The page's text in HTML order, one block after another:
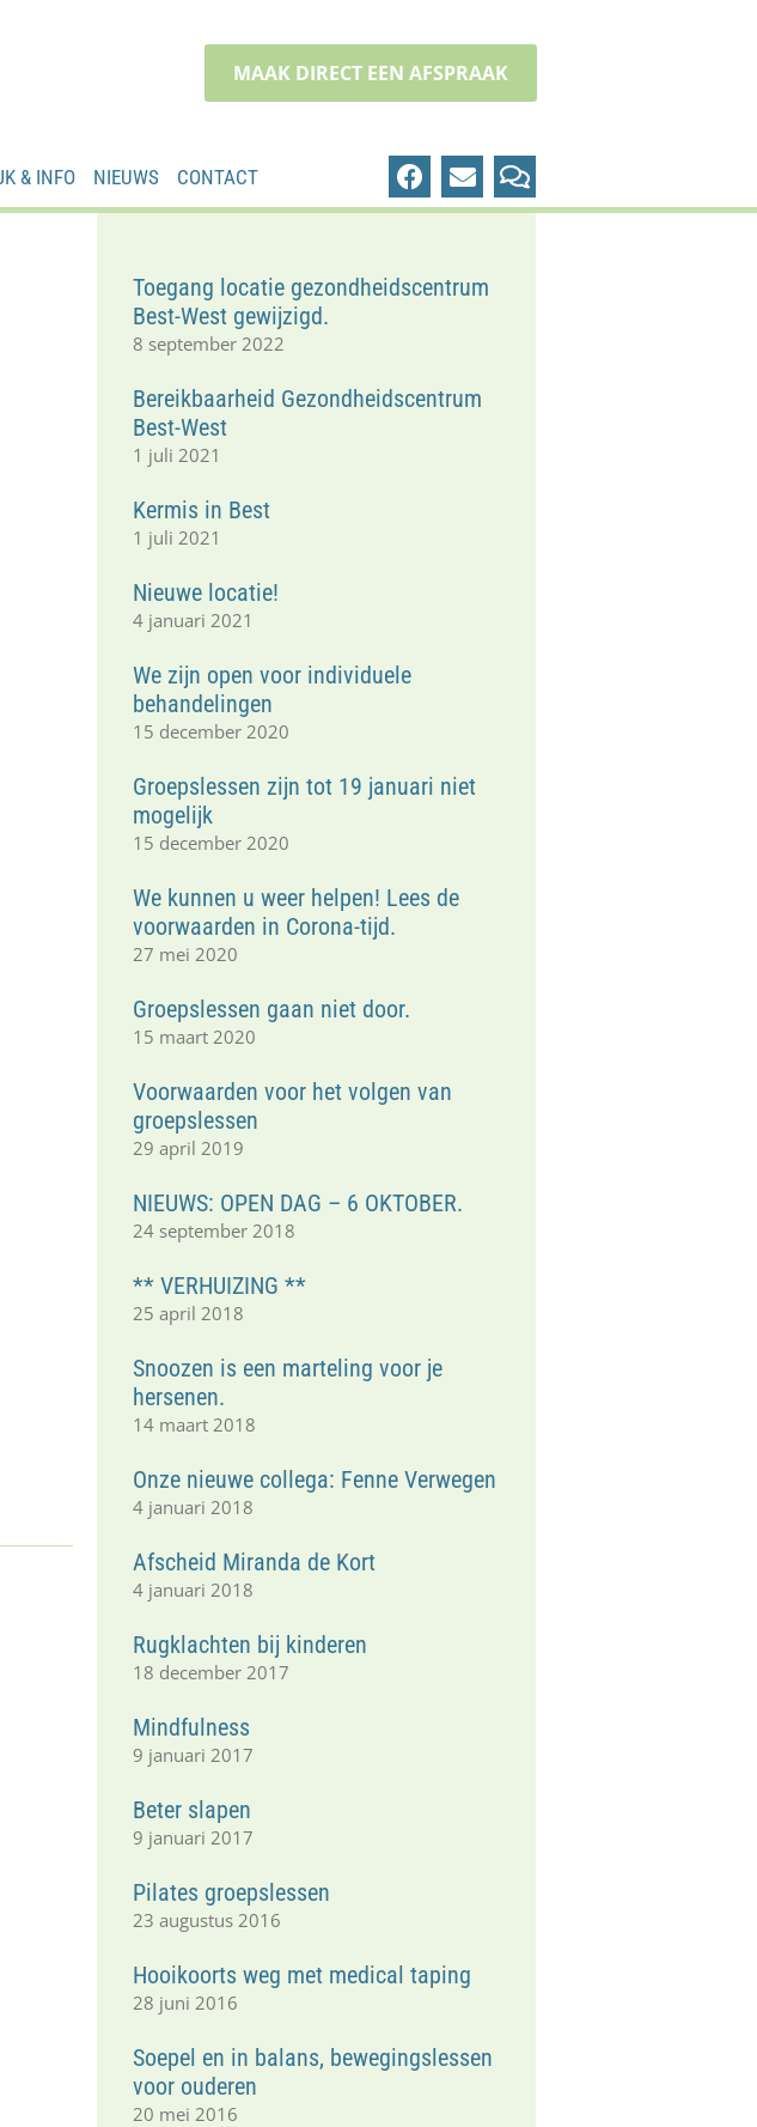
MAAK DIRECT EEN AFSPRAAK
& INFO NIEUWS CONTACT
Toegang locatie gezondheidscentrum
Best-West gewijzigd.
8 september 2022
Bereikbaarheid Gezondheidscentrum
Best-West
1 juli 2021
Kermis in Best
1 juli 2021
Nieuwe locatie!
4 januari 2021
We zijn open voor individuele
behandelingen
15 december 2020
Groepslessen zijn tot 19 januari niet
mogelijk
15 december 2020
We kunnen u weer helpen! Lees de
voorwaarden in Corona-tijd.
27 mei 2020
Groepslessen gaan niet door.
15 maart 2020
Voorwaarden voor het volgen van
groepslessen
29 april 2019
NIEUWS: OPEN DAG – 6 OKTOBER.
24 september 2018
** VERHUIZING **
25 april 2018
Snoozen is een marteling voor je
hersenen.
14 maart 2018
Onze nieuwe collega: Fenne Verwegen
4 januari 2018
Afscheid Miranda de Kort
4 januari 2018
Rugklachten bij kinderen
18 december 2017
Mindfulness
9 januari 2017
Beter slapen
9 januari 2017
Pilates groepslessen
23 augustus 2016
Hooikoorts weg met medical taping
28 juni 2016
Soepel en in balans, bewegingslessen
voor ouderen
20 mei 2016